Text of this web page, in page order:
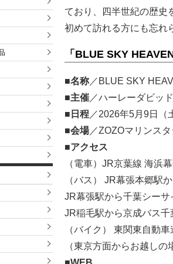
ており、四半世紀の歴史
初めて訪れる方にも忘れ
「BLUE SKY
■名称 ／BLUE SKY
■主催 ／ハーレーダビッ
■日程 ／2026年5月9日
■会場／ZOZOマリンス
■アクセス
（電車）JR京葉線 海浜
（バス） JR幕張本郷駅
JR幕張駅から千葉シー
JR稲毛駅から京成バス
（バイク） 東関東自動
（東京方面からお越し